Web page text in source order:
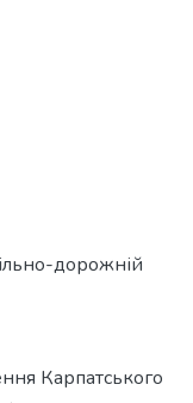
дорожній
Карпатського